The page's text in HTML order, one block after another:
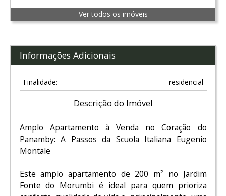
Ver todos os imóveis
Informações Adicionais
Finalidade: residencial
Descrição do Imóvel
Amplo Apartamento à Venda no Coração do
Panamby: A Passos da Scuola Italiana Eugenio
Montale
Este amplo apartamento de 200 m² no Jardim
Fonte do Morumbi é ideal para quem prioriza